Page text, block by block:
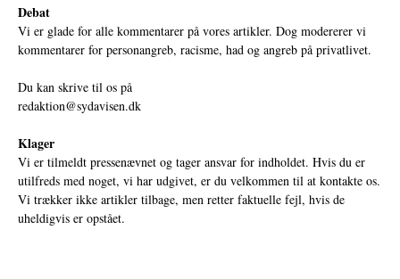
Debat
Vi er glade for alle kommentarer på vores artikler. Dog modererer vi
kommentarer for personangreb, racisme, had og angreb på privatlivet.
Du kan skrive til os på
redaktion@sydavisen.dk
Klager
Vi er tilmeldt pressenævnet og tager ansvar for indholdet. Hvis du er
utilfreds med noget, vi har udgivet, er du velkommen til at kontakte os.
Vi trækker ikke artikler tilbage, men retter faktuelle fejl, hvis de
uheldigvis er opstået.